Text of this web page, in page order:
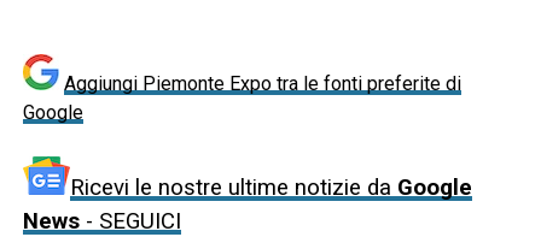
Aggiungi Piemonte Expo tra le fonti preferite di
Google
Ricevi le nostre ultime notizie da Google
News- SEGUICI